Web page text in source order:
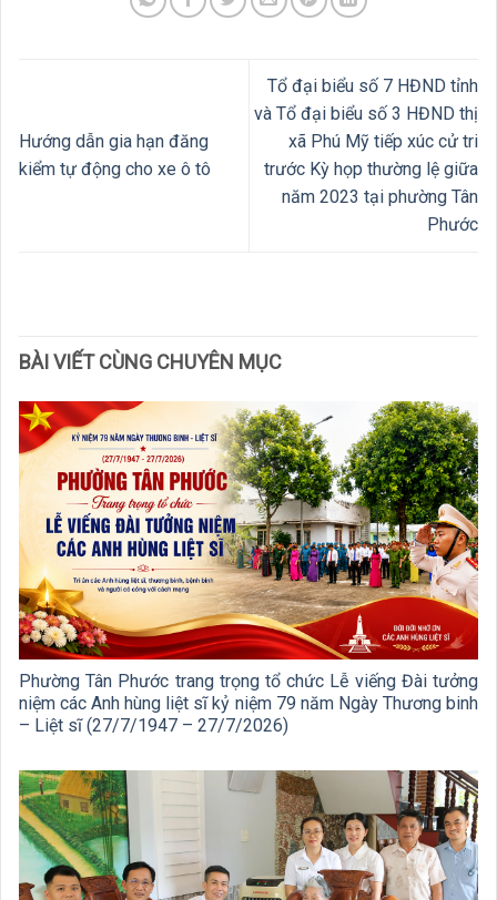
Hướng dẫn gia hạn đăng
kiểm tự động cho xe ô tô
Tổ đại biểu số 7 HĐND tỉnh
và Tổ đại biểu số 3 HĐND thị
xã Phú Mỹ tiếp xúc cử tri
trước Kỳ họp thường lệ giữa
năm 2023 tại phường Tân
Phước
BÀI VIẾT CÙNG CHUYÊN MỤC
Phường Tân Phước trang trọng tổ chức Lễ viếng Đài tưởng
niệm các Anh hùng liệt sĩ kỷ niệm 79 năm Ngày Thương binh
– Liệt sĩ (27/7/1947 – 27/7/2026)